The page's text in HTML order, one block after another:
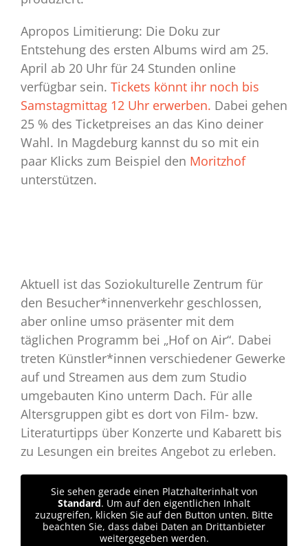
Apropos Limitierung: Die Doku zur
Entstehung des ersten Albums wird am 25.
April ab 20 Uhr für 24 Stunden online
verfügbar sein. Tickets könnt ihr noch bis
Samstagmittag 12 Uhr erwerben. Dabei gehen
25 % des Ticketpreises an das Kino deiner
Wahl. In Magdeburg kannst du so mit ein
paar Klicks zum Beispiel den Moritzhof
unterstützen.
Aktuell ist das Soziokulturelle Zentrum für
den Besucher*innenverkehr geschlossen,
aber online umso präsenter mit dem
täglichen Programm bei „Hof on Air“. Dabei
treten Künstler*innen verschiedener Gewerke
auf und Streamen aus dem zum Studio
umgebauten Kino unterm Dach. Für alle
Altersgruppen gibt es dort von Film- bzw.
Literaturtipps über Konzerte und Kabarett bis
zu Lesungen ein breites Angebot zu erleben.
Sie sehen gerade einen Platzhalterinhalt von
Standard. Um auf den eigentlichen Inhalt
zuzugreifen, klicken Sie auf den Button unten. Bitte
beachten Sie, dass dabei Daten an Drittanbieter
weitergegeben werden.